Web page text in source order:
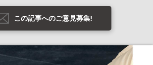
この記事へのご意見募集!